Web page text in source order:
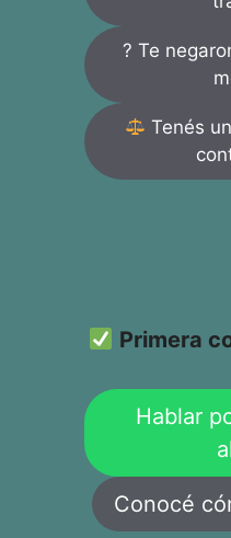
? Te
Tenés
Primera
Hablar
Conocé